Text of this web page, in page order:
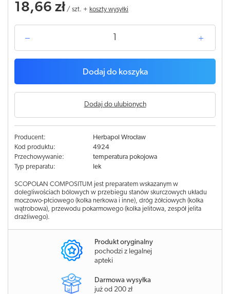
18,66 zł / szt. + koszty wysyłki
Dodaj do koszyka
Dodaj do ulubionych
Producent:
Herbapol Wrocław
Kod produktu:
4924
Przechowywanie:
temperatura pokojowa
Typ preparatu:
lek
SCOPOLAN COMPOSITUM jest preparatem wskazanym w
dolegliwościach bólowych w przebiegu stanów skurczowych układu
moczowo-płciowego (kolka nerkowa i inne), dróg żółciowych (kolka
wątrobowa), przewodu pokarmowego (kolka jelitowa, zespół jelita
drażliwego).
Produkt oryginalny
pochodzi z legalnej
apteki
Darmowa wysyłka
już od 200 zł